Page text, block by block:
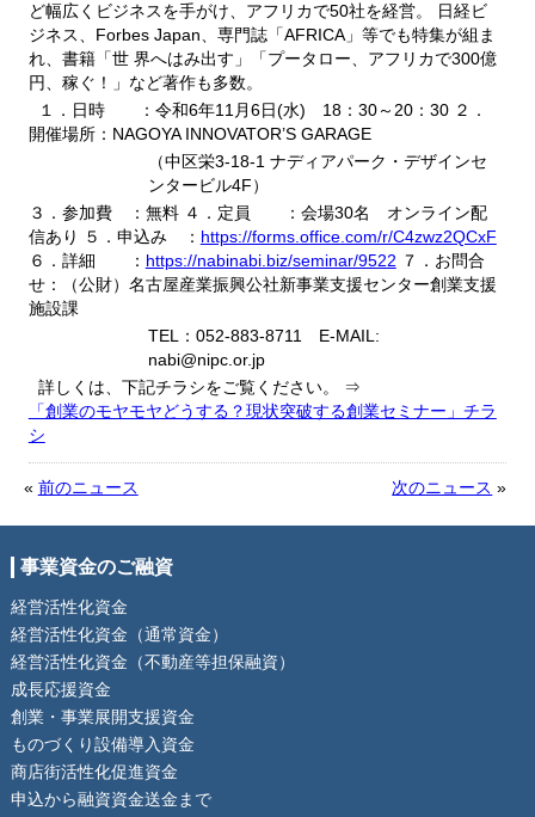
ど幅広くビジネスを手がけ、アフリカで50社を経営。
日経ビ
ジネス、Forbes Japan、専門誌「AFRICA」等でも特集が組ま
れ、書籍「世界へはみ出す」「プータロー、アフリカで300億
円、稼ぐ！」など著作も多数。
１．日時 ：令和6年11月6日(水) 18：30～20：30２．
開催場所：NAGOYA INNOVATOR’S GARAGE
（中区栄3-18-1 ナディアパーク・デザインセ
ンタービル4F）
３．参加費 ：無料４．定員 ：会場30名 オンライン配
信あり
５．申込み ： https://forms.office.com/r/C4zwz2QCxF
６．詳細 ： https://nabinabi.biz/seminar/9522 ７．お問合
せ：（公財）名古屋産業振興公社新事業支援センター創業支援
施設課
TEL：052-883-8711 E-MAIL:
nabi@nipc.or.jp
詳しくは、下記チラシをご覧ください。
⇒
「創業のモヤモヤどうする？現状突破する創業セミナー」チラ
シ
« 前のニュース 次のニュース »
事業資金のご融資
経営活性化資金
経営活性化資金（通常資金）
経営活性化資金（不動産等担保融資）
成長応援資金
創業・事業展開支援資金
ものづくり設備導入資金
商店街活性化促進資金
申込から融資資金送金まで